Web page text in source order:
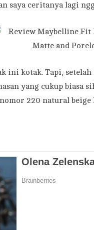
saya ceritanya lagi
ini kotak. Tapi, setelah
yang cukup biasa
220 natural